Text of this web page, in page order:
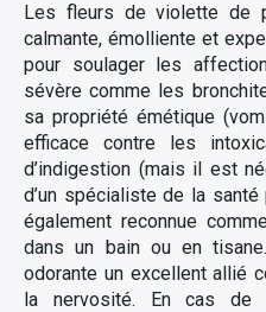
Les fleurs de violette de
calmante, émolliente et
pour soulager les
sévère comme les
sa propriété émétique
efficace contre les
d’indigestion (mais il est
d’un spécialiste de la
également reconnue
dans un bain ou en
odorante un excellent allié
la nervosité. En cas de